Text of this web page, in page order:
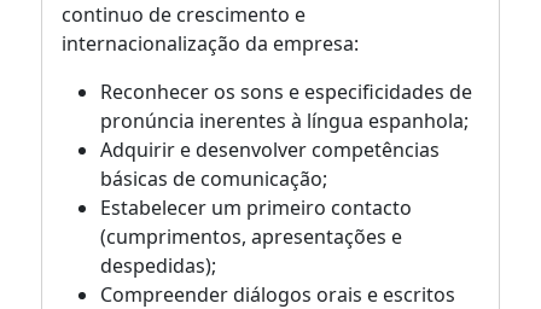
continuo de crescimento e
internacionalização da empresa:
Reconhecer os sons e especificidades de
pronúncia inerentes à língua espanhola;
Adquirir e desenvolver competências
básicas de comunicação;
Estabelecer um primeiro contacto
(cumprimentos, apresentações e
despedidas);
Compreender diálogos orais e escritos